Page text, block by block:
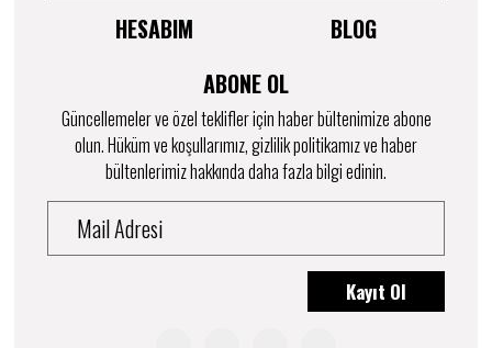
HESABIM
BLOG
ABONE OL
Güncellemeler ve özel teklifler için haber bültenimize abone
olun. Hüküm ve koşullarımız, gizlilik politikamız ve haber
bültenlerimiz hakkında daha fazla bilgi edinin.
Kayıt Ol